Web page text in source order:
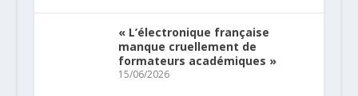
« L’électronique française
manque cruellement de
formateurs académiques »
15/06/2026